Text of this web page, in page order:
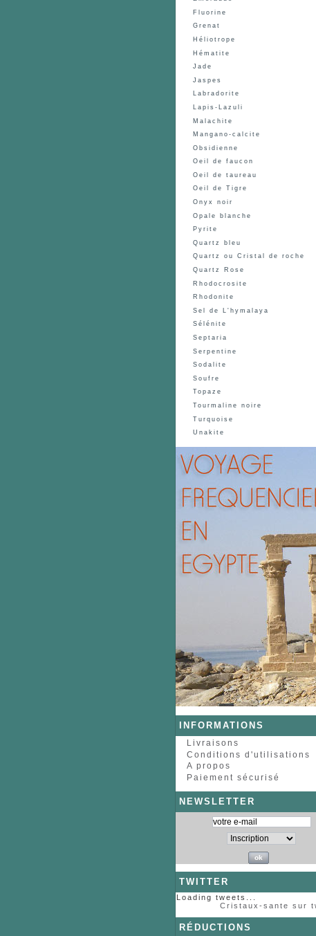
Fluorine
Grenat
Héliotrope
Hématite
Jade
Jaspes
Labradorite
Lapis-Lazuli
Malachite
Mangano-calcite
Obsidienne
Oeil de faucon
Oeil de taureau
Oeil de Tigre
Onyx noir
Opale blanche
Pyrite
Quartz bleu
Quartz ou Cristal de roche
Quartz Rose
Rhodocrosite
Rhodonite
Sel de L'hymalaya
Sélénite
Septaria
Serpentine
Sodalite
Soufre
Topaze
Tourmaline noire
Turquoise
Unakite
INFORMATIONS
Livraisons
Conditions d'utilisations
A propos
Paiement sécurisé
NEWSLETTER
TWITTER
Loading tweets...
Cristaux-sante sur
RÉDUCTIONS